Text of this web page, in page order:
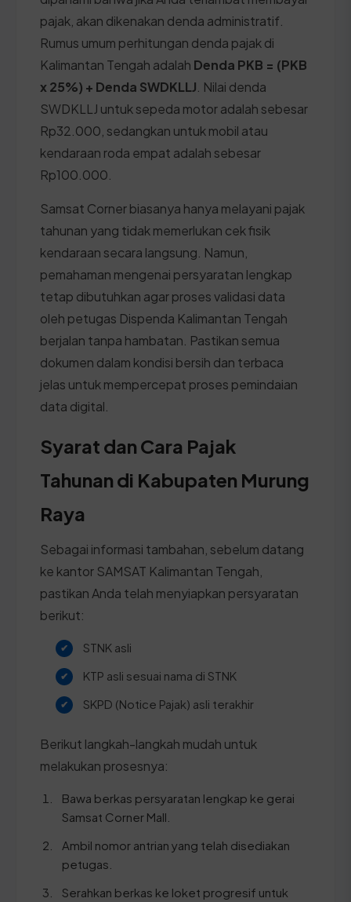
pajak, akan dikenakan denda administratif.
Rumus umum perhitungan denda pajak di
Kalimantan Tengah adalah Denda PKB = (PKB
x 25%) + Denda SWDKLLJ . Nilai denda
SWDKLLJ untuk sepeda motor adalah sebesar
Rp32.000, sedangkan untuk mobil atau
kendaraan roda empat adalah sebesar
Rp100.000.
Samsat Corner biasanya hanya melayani pajak
tahunan yang tidak memerlukan cek fisik
kendaraan secara langsung. Namun,
pemahaman mengenai persyaratan lengkap
tetap dibutuhkan agar proses validasi data
oleh petugas Dispenda Kalimantan Tengah
berjalan tanpa hambatan. Pastikan semua
dokumen dalam kondisi bersih dan terbaca
jelas untuk mempercepat proses pemindaian
data digital.
Syarat dan Cara Pajak
Tahunan di Kabupaten Murung
Raya
Sebagai informasi tambahan, sebelum datang
ke kantor SAMSAT Kalimantan Tengah,
pastikan Anda telah menyiapkan persyaratan
berikut:
STNK asli
KTP asli sesuai nama di STNK
SKPD (Notice Pajak) asli terakhir
Berikut langkah-langkah mudah untuk
melakukan prosesnya:
Bawa berkas persyaratan lengkap ke gerai
Samsat Corner Mall.
Ambil nomor antrian yang telah disediakan
petugas.
Serahkan berkas ke loket progresif untuk